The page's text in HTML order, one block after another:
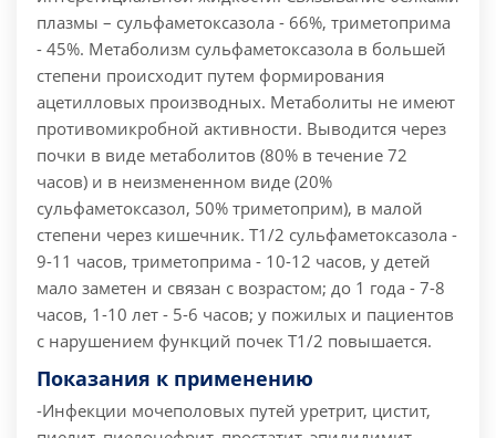
плазмы – сульфаметоксазола - 66%, триметоприма
- 45%. Метаболизм сульфаметоксазола в большей
степени происходит путем формирования
ацетилловых производных. Метаболиты не имеют
противомикробной активности. Выводится через
почки в виде метаболитов (80% в течение 72
часов) и в неизмененном виде (20%
сульфаметоксазол, 50% триметоприм), в малой
степени через кишечник. Т1/2 сульфаметоксазола -
9-11 часов, триметоприма - 10-12 часов, у детей
мало заметен и связан с возрастом; до 1 года - 7-8
часов, 1-10 лет - 5-6 часов; у пожилых и пациентов
с нарушением функций почек Т1/2 повышается.
Показания к применению
-Инфекции мочеполовых путей уретрит, цистит,